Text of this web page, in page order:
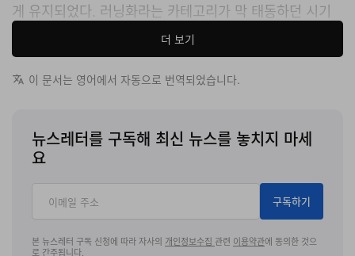
게 유지되었다. 러닝화라는 카테고리가 막 태동하던 시기
에 오리지널의 미학을 규정했던 질감과 경량성을 고스란히
간직한 나일론 어퍼가 슈즈의 베이스를 이룬다. 그 위로는
레더 Swoosh가 더해져, 현대적 마감 취향에 타협했다기
읽히는 소재 조합을 완성한다. 바닥에는 러버 와플 아웃솔
이 프로파일을 마무리하며, Bowerman이 아내의 와플 아
접지 지오메트리를 그대로 전달한다.
“Cacao Wow/Gum Light Brown/Sail” 컬러웨이는 구조
더 보기
이 문서는 영어에서 자동으로 번역되었습니다.
뉴스레터를 구독해 최신 뉴스를 놓치지 마세
요
구독하기
본 뉴스레터 구독 신청에 따라 자사의 개인정보수집 관련 이용약관에 동의한 것으
로 간주됩니다.